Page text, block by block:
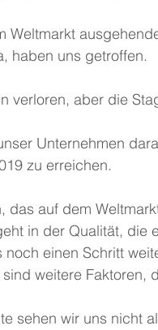
Weltmarkt
haben uns getroffen.
verloren, aber die
Unternehmen
zu erreichen.
das auf dem
in der Qualität, die
noch einen Schritt
weitere
sehen wir uns nicht